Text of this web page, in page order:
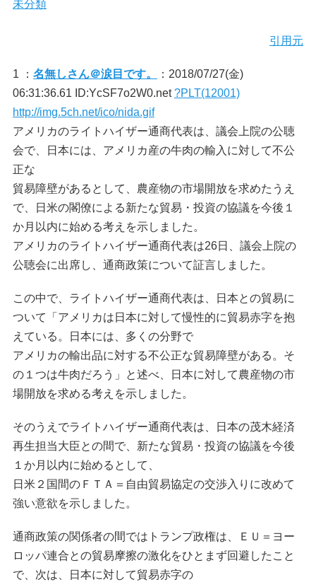
未分類
引用元
1 ： 名無しさん＠涙目です。
：2018/07/27(金)
06:31:36.61 ID:YcSF7o2W0.net?PLT(12001)
http://img.5ch.net/ico/nida.gif
アメリカのライトハイザー通商代表は、議会上院の公聴
会で、日本には、アメリカ産の牛肉の輸入に対して不公
正な
貿易障壁があるとして、農産物の市場開放を求めたうえ
で、日米の閣僚による新たな貿易・投資の協議を今後１
か月以内に始める考えを示しました。
アメリカのライトハイザー通商代表は26日、議会上院の
公聴会に出席し、通商政策について証言しました。
この中で、ライトハイザー通商代表は、日本との貿易に
ついて「アメリカは日本に対して慢性的に貿易赤字を抱
えている。日本には、多くの分野で
アメリカの輸出品に対する不公正な貿易障壁がある。そ
の１つは牛肉だろう」と述べ、日本に対して農産物の市
場開放を求める考えを示しました。
そのうえでライトハイザー通商代表は、日本の茂木経済
再生担当大臣との間で、新たな貿易・投資の協議を今後
１か月以内に始めるとして、
日米２国間のＦＴＡ＝自由貿易協定の交渉入りに改めて
強い意欲を示しました。
通商政策の関係者の間ではトランプ政権は、ＥＵ＝ヨー
ロッパ連合との貿易摩擦の激化をひとまず回避したこと
で、次は、日本に対して貿易赤字の